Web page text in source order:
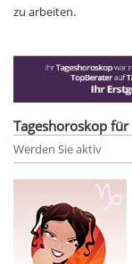
zu arbeiten.
Tageshoroskop
Werden Sie aktiv